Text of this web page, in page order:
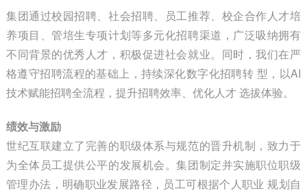
集团通过校园招聘、社会招聘、员工推荐、校企合作人才培
养项目、管培生专项计划等多元化招聘渠道，广泛吸纳拥有
不同背景的优秀人才，积极促进社会就业。同时，我们在严
格遵守招聘流程的基础上，持续深化数字化招聘转 型，以AI
技术赋能招聘全流程，提升招聘效率、优化人才 选拔体验。
绩效与激励
世纪互联建立了完善的职级体系与规范的晋升机制，致力于
为全体员工提供公平的发展机会。集团制定并实施职位职级
管理办法，明确职业发展路径，员工可根据个人职业 规划自